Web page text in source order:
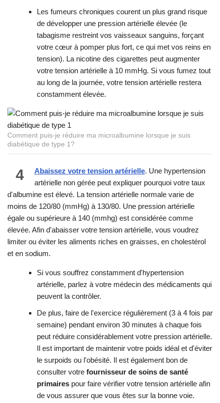
Les fumeurs chroniques courent un plus grand risque
de développer une pression artérielle élevée (le
tabagisme restreint vos vaisseaux sanguins, forçant
votre cœur à pomper plus fort, ce qui met vos reins en
tension). La nicotine des cigarettes peut augmenter
votre tension artérielle à 10 mmHg. Si vous fumez tout
au long de la journée, votre tension artérielle restera
constamment élevée.
Comment puis-je réduire ma microalbumine lorsque je suis
diabétique de type 1?
4 Abaissez votre tension artérielle. Une hypertension
artérielle non gérée peut expliquer pourquoi votre taux
d'albumine est élevé. La tension artérielle normale varie de
moins de 120/80 (mmHg) à 130/80. Une pression artérielle
égale ou supérieure à 140 (mmhg) est considérée comme
élevée. Afin d'abaisser votre tension artérielle, vous voudrez
limiter ou éviter les aliments riches en graisses, en cholestérol
et en sodium.
Si vous souffrez constamment d'hypertension
artérielle, parlez à votre médecin des médicaments qui
peuvent la contrôler.
De plus, faire de l'exercice régulièrement (3 à 4 fois par
semaine) pendant environ 30 minutes à chaque fois
peut réduire considérablement votre pression artérielle.
Il est important de maintenir votre poids idéal et d'éviter
le surpoids ou l'obésité. Il est également bon de
consulter votre fournisseur de soins de santé
primaires pour faire vérifier votre tension artérielle afin
de vous assurer que vous êtes sur la bonne voie.